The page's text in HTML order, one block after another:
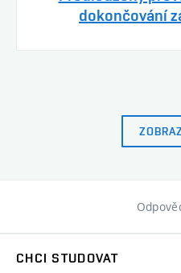
dokončování
CHCI STUDOVAT